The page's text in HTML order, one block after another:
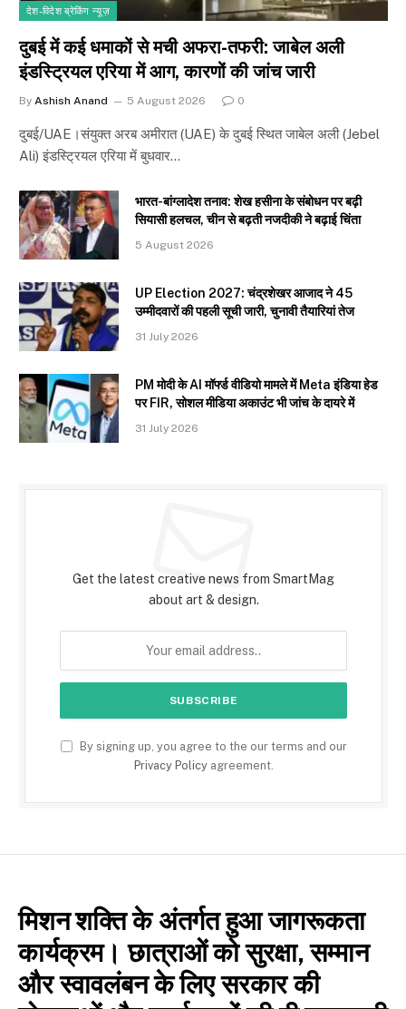
देश-विदेश ब्रेकिंग न्यूज़
दुबई में कई धमाकों से मची अफरा-तफरी: जाबेल अली
इंडस्ट्रियल एरिया में आग, कारणों की जांच जारी
By Ashish Anand 5 August 2026 0
दुबई/UAE।संयुक्त अरब अमीरात (UAE) के दुबई स्थित जाबेल अली (Jebel
Ali) इंडस्ट्रियल एरिया में बुधवार…
भारत-बांग्लादेश तनाव: शेख हसीना के संबोधन पर बढ़ी
सियासी हलचल, चीन से बढ़ती नजदीकी ने बढ़ाई चिंता
5 August 2026
UP Election 2027: चंद्रशेखर आजाद ने 45
उम्मीदवारों की पहली सूची जारी, चुनावी तैयारियां तेज
31 July 2026
PM मोदी के AI मॉर्फ्ड वीडियो मामले में Meta इंडिया हेड
पर FIR, सोशल मीडिया अकाउंट भी जांच के दायरे में
31 July 2026
Get the latest creative news from SmartMag
about art & design.
By signing up, you agree to the our terms and our
Privacy Policyagreement.
मिशन शक्ति के अंतर्गत हुआ जागरूकता
कार्यक्रम। छात्राओं को सुरक्षा, सम्मान
और स्वावलंबन के लिए सरकार की